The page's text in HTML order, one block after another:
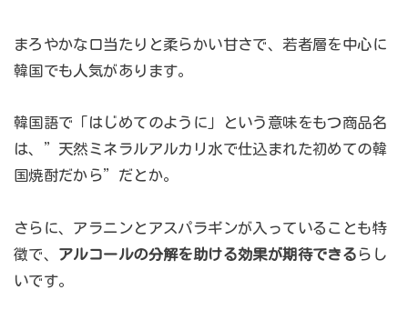
まろやかな口当たりと柔らかい甘さで、若者層を中心に
韓国でも人気があります。
韓国語で「はじめてのように」という意味をもつ商品名
は、”天然ミネラルアルカリ水で仕込まれた初めての韓
国焼酎だから”だとか。
さらに、アラニンとアスパラギンが入っていることも特
徴で、 アルコールの分解を助ける効果が期待できる らし
いです。